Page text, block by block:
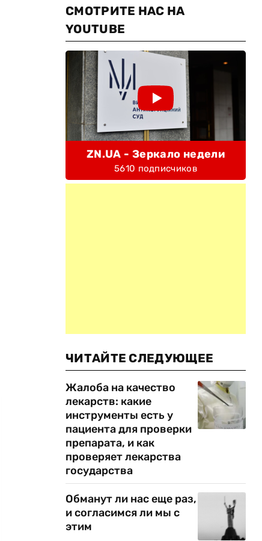
СМОТРИТЕ НАС НА
YOUTUBE
ZN.UA - Зеркало недели
5610 подписчиков
ЧИТАЙТЕ СЛЕДУЮЩЕЕ
Жалоба на качество
лекарств: какие
инструменты есть у
пациента для проверки
препарата, и как
проверяет лекарства
государства
Обманут ли нас еще раз,
и согласимся ли мы с
этим